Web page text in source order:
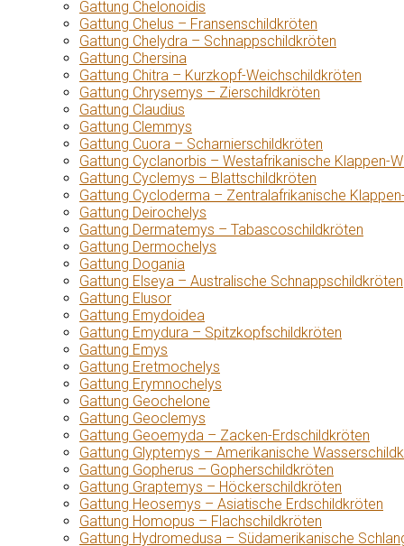
Gattung Chelonoidis
Gattung Chelus – Fransenschildkröten
Gattung Chelydra – Schnappschildkröten
Gattung Chersina
Gattung Chitra – Kurzkopf-Weichschildkröten
Gattung Chrysemys – Zierschildkröten
Gattung Claudius
Gattung Clemmys
Gattung Cuora – Scharnierschildkröten
Gattung Cyclanorbis – Westafrikanische Klappen-
Gattung Cyclemys – Blattschildkröten
Gattung Cycloderma – Zentralafrikanische
Gattung Deirochelys
Gattung Dermatemys – Tabascoschildkröten
Gattung Dermochelys
Gattung Dogania
Gattung Elseya – Australische Schnappschildkröten
Gattung Elusor
Gattung Emydoidea
Gattung Emydura – Spitzkopfschildkröten
Gattung Emys
Gattung Eretmochelys
Gattung Erymnochelys
Gattung Geochelone
Gattung Geoclemys
Gattung Geoemyda – Zacken-Erdschildkröten
Gattung Glyptemys – Amerikanische
Gattung Gopherus – Gopherschildkröten
Gattung Graptemys – Höckerschildkröten
Gattung Heosemys – Asiatische Erdschildkröten
Gattung Homopus – Flachschildkröten
Gattung Hydromedusa – Südamerikanische